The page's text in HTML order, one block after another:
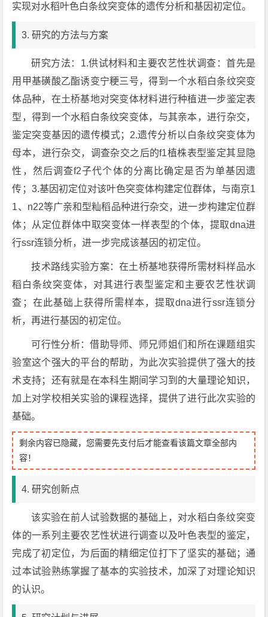
实现对水稻叶色白条纹突变体的遗传分析和基因初定位。
3. 研究的方法与方案
研究方法：1.供试材料和主要农艺性状调查：首先是
用甲基磺酸乙酯诱变宁粳三号，得到一个水稻白条纹突变
体品种，在土桥基地对突变体材料进行种植进一步鉴定表
型，得到一个水稻白条纹突变体，与其亲本，进行杂交，
鉴定突变基因的遗传模式；2.遗传分析以白条纹突变体为
母本，进行杂交，调查杂交之后的f1植株表型鉴定其显隐
性，然后调查f2子代个体的分离比确定是否为单基因遗
传；3.基因初定位对该叶色突变体构建定位群体，与南京1
1、n22等广亲和型籼稻品种进行杂交，进一步构建定位群
体；从定位群体中取突变体一样表型的个体，提取dna进
行ssr连锁分析，进一步完成该基因的初定位。
技术路线实验方案：在土桥基地获得所需材料样品水
稻白条纹突变体，对其进行表型鉴定和主要农艺性状调
查；在此基础上获得所需样本，提取dna进行ssr连锁分
析，再进行基因的初定位。
可行性分析：借助导师、师兄师姐们和所在课题组实
验室这个强大的平台的帮助，为此次实验提供了强大的技
术支持；还有就是在本科生期间学习到的大量理论知识，
加上对学校相关实验的课程选择，提供了进行此次实验的
基础。
剩余内容已隐藏，您需要先支付后才能查看该篇文章全部内
容！
4. 研究创新点
该实验在前人试验数据的基础上，对水稻白条纹突变
体的一系列主要农艺性状进行调查以及叶色表型的鉴定，
完成了初定位，为后面的精细定位打下了坚实的基础；通
过本试验熟练掌握了基本的实验技术，加深了对理论知识
的认识。